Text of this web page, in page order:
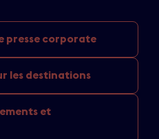
presse corporate
les destinations
et